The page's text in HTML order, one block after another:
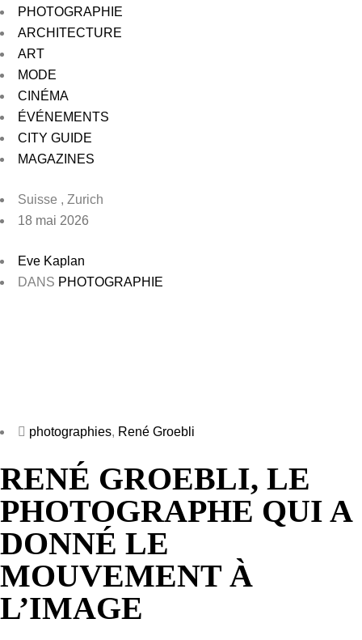
PHOTOGRAPHIE
ARCHITECTURE
ART
MODE
CINÉMA
ÉVÉNEMENTS
CITY GUIDE
MAGAZINES
Suisse , Zurich
18 mai 2026
Eve Kaplan
DANS PHOTOGRAPHIE
photographies, René Groebli
RENÉ GROEBLI, LE
PHOTOGRAPHE QUI A
DONNÉ LE
MOUVEMENT À
L’IMAGE